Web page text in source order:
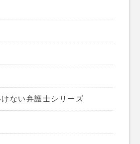
ない弁護士シリーズ